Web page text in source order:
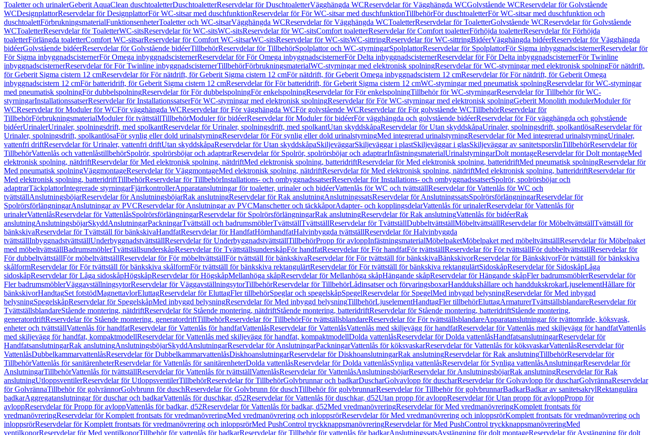
Toaletter och urinalerGeberit AquaClean duschtoaletterDuschtoaletterReservdelar för DuschtoaletterVägghängda WCReservdelar för Vägghängda WCGolvstående WCReservdelar för Golvstående
WCDesignplattorReservdelar för DesignplattorFör WC-sitsar med duschfunktionReservdelar för För WC-sitsar med duschfunktionTillbehörFör duschtoaletterFör WC-sitsar med duschfunktion och
duschtoalettFörbrukningsmaterialFunktionsenheterToaletter och WC-sitsarVägghängda WCReservdelar för Vägghängda WCToaletterReservdelar för ToaletterGolvstående WCReservdelar för Golvstående
WCToaletterReservdelar för ToaletterWC-sitsReservdelar för WC-sitsWC-sitsReservdelar för WC-sitsComfort toaletterReservdelar för Comfort toaletterFörhöjda toaletterReservdelar för Förhöjda
toaletterFörlängda toaletterComfort WC-sitsarReservdelar för Comfort WC-sitsarWC-sitsReservdelar för WC-sitsWC-sittringReservdelar för WC-sittringBidéerVägghängda bidéerReservdelar för Vägghängda
bidéerGolvstående bidéerReservdelar för Golvstående bidéerTillbehörReservdelar för TillbehörSpolplattor och WC-styrningarSpolplattorReservdelar för SpolplattorFör Sigma inbyggnadscisternerReservdelar för
För Sigma inbyggnadscisternerFör Omega inbyggnadscisternerReservdelar för För Omega inbyggnadscisternerFör Delta inbyggnadscisternerReservdelar för För Delta inbyggnadscisternerFör Twinline
inbyggnadscisternerReservdelar för För Twinline inbyggnadscisternerTillbehörFörbrukningsmaterialWC-styrningar med elektronisk spolningReservdelar för WC-styrningar med elektronisk spolningFör nätdrift,
för Geberit Sigma cistern 12 cmReservdelar för För nätdrift, för Geberit Sigma cistern 12 cmFör nätdrift, för Geberit Omega inbyggnadscistern 12 cmReservdelar för För nätdrift, för Geberit Omega
inbyggnadscistern 12 cmFör batteridrift, för Geberit Sigma cistern 12 cmReservdelar för För batteridrift, för Geberit Sigma cistern 12 cmWC-styrningar med pneumatisk spolningReservdelar för WC-styrningar
med pneumatisk spolningFör dubbelspolningReservdelar för För dubbelspolningFör enkelspolningReservdelar för För enkelspolningTillbehör för WC-styrningarReservdelar för Tillbehör för WC-
styrningarInstallationssatserReservdelar för InstallationssatserFör WC-styrningar med elektronisk spolningReservdelar för För WC-styrningar med elektronisk spolningGeberit Monolith modulerModuler för
WCReservdelar för Moduler för WCFör vägghängda WCReservdelar för För vägghängda WCFör golvstående WCReservdelar för För golvstående WCTillbehörReservdelar för
TillbehörFörbrukningsmaterialModuler för tvättställTillbehörModuler för bidéerReservdelar för Moduler för bidéerFör vägghängda och golvstående bidéerReservdelar för För vägghängda och golvstående
bidéerUrinalerUrinaler, spolningsdrift, med spolkantReservdelar för Urinaler, spolningsdrift, med spolkantUtan skyddskåpaReservdelar för Utan skyddskåpaUrinaler, spolningsdrift, spolkantlösaReservdelar för
Urinaler, spolningsdrift, spolkantlösaFör synlig eller dold urinalstyrningReservdelar för För synlig eller dold urinalstyrningMed integrerad urinalstyrningReservdelar för Med integrerad urinalstyrningUrinaler,
vattenfri driftReservdelar för Urinaler, vattenfri driftUtan skyddskåpaReservdelar för Utan skyddskåpaSkiljeväggarSkiljeväggar i plastSkiljeväggar i glasSkiljeväggar av sanitetsporslinTillbehörReservdelar för
TillbehörVattenlås och vattenlåstillbehörSpolrör, spolrörsböjar och adaptrarReservdelar för Spolrör, spolrörsböjar och adaptrarInfästningsmaterialUrinalstyrningarDolt montageReservdelar för Dolt montageMed
elektronisk spolning, nätdriftReservdelar för Med elektronisk spolning, nätdriftMed elektronisk spolning, batteridriftReservdelar för Med elektronisk spolning, batteridriftMed pneumatisk spolningReservdelar för
Med pneumatisk spolningVäggmontageReservdelar för VäggmontageMed elektronisk spolning, nätdriftReservdelar för Med elektronisk spolning, nätdriftMed elektronisk spolning, batteridriftReservdelar för
Med elektronisk spolning, batteridriftTillbehörReservdelar för TillbehörInstallations- och ombyggnadssatserReservdelar för Installations- och ombyggnadssatserSpolrör, spolrörsböjar och
adaptrarTäckplattorIntegrerade styrningarFjärrkontrollerApparatanslutningar för toaletter, urinaler och bidéerVattenlås för WC och tvättställReservdelar för Vattenlås för WC och
tvättställAnslutningsböjarReservdelar för AnslutningsböjarRak anslutningReservdelar för Rak anslutningAnslutningssatsReservdelar för AnslutningssatsSpolrörsförlängningarReservdelar för
SpolrörsförlängningarAnslutningar av PVCReservdelar för Anslutningar av PVCManschetter och täckkåporAdapter- och kopplingsdelarVattenlås för urinalerReservdelar för Vattenlås för
urinalerVattenlåsReservdelar för VattenlåsSpolrörsförlängningarReservdelar för SpolrörsförlängningarRak anslutningReservdelar för Rak anslutningVattenlås för bidéerRak
anslutningAnslutningsböjarSkyddAnslutningarPackningarTvättställ och badrumsmöblerTvättställTvättställReservdelar för TvättställDubbeltvättställMöbeltvättställReservdelar för MöbeltvättställTvättställ för
bänkskivaReservdelar för Tvättställ för bänkskivaHandfatReservdelar för HandfatHörnhandfatHalvinbyggda tvättställReservdelar för Halvinbyggda
tvättställInbyggnadstvättställUnderbyggnadstvättställReservdelar för UnderbyggnadstvättställTillbehörPropp för avloppInfästningsmaterialMöbelpaketMöbelpaket med möbeltvättställReservdelar för Möbelpaket
med möbeltvättställBadrumsmöblerTvättställsunderskåpReservdelar för TvättställsunderskåpFör handfatReservdelar för För handfatFör tvättställReservdelar för För tvättställFör dubbeltvättställReservdelar för
För dubbeltvättställFör möbeltvättställReservdelar för För möbeltvättställFör tvättställ för bänkskivaReservdelar för För tvättställ för bänkskivaBänkskivorReservdelar för BänkskivorFör tvättställ för bänkskiva
skålformReservdelar för För tvättställ för bänkskiva skålformFör tvättställ för bänkskiva rektangulärtReservdelar för För tvättställ för bänkskiva rektangulärtSidoskåpReservdelar för SidoskåpLåga
sidoskåpReservdelar för Låga sidoskåpHögskåpReservdelar för HögskåpMellanhöga skåpReservdelar för Mellanhöga skåpHängande skåpReservdelar för Hängande skåpFler badrumsmöblerReservdelar för
Fler badrumsmöblerVäggavställningsytorReservdelar för VäggavställningsytorTillbehörReservdelar för TillbehörLådinsatser och förvaringsboxarHanddukshållare och handdukskrokarLjuselementHållare för
bänkskivorHandtagSet fotstödMagnettavlorEluttagReservdelar för EluttagFler tillbehörSpeglar och spegelskåpSpegelReservdelar för SpegelMed inbyggd belysningReservdelar för Med inbyggd
belysningSpegelskåpReservdelar för SpegelskåpMed inbyggd belysningReservdelar för Med inbyggd belysningTillbehörLjuselementHandtagFler tillbehörEluttagArmaturerTvättställsblandareReservdelar för
TvättställsblandareStående montering, nätdriftReservdelar för Stående montering, nätdriftStående montering, batteridriftReservdelar för Stående montering, batteridriftStående montering,
generatordriftReservdelar för Stående montering, generatordriftTillbehörReservdelar för TillbehörFör tvättställsblandareReservdelar för För tvättställsblandareApparatanslutningar för tvättområde, köksvask,
enheter och tvättställVattenlås för handfatReservdelar för Vattenlås för handfatVattenlåsReservdelar för VattenlåsVattenlås med skiljevägg för handfatReservdelar för Vattenlås med skiljevägg för handfatVattenlås
med skiljevägg för handfat, kompaktmodellReservdelar för Vattenlås med skiljevägg för handfat, kompaktmodellDolda vattenlåsReservdelar för Dolda vattenlåsHandfatsanslutningarReservdelar för
HandfatsanslutningarRak anslutningAnslutningsböjarSkyddAnslutningarReservdelar för AnslutningarPackningarVattenlås för köksvaskarReservdelar för Vattenlås för köksvaskarVattenlåsReservdelar för
VattenlåsDubbelkammarvattenlåsReservdelar för DubbelkammarvattenlåsDiskhoanslutningarReservdelar för DiskhoanslutningarRak anslutningReservdelar för Rak anslutningTillbehörReservdelar för
TillbehörVattenlås för sanitärenheterReservdelar för Vattenlås för sanitärenheterDolda vattenlåsReservdelar för Dolda vattenlåsSynliga vattenlåsReservdelar för Synliga vattenlåsAnslutningarReservdelar för
AnslutningarTillbehörVattenlås för tvättställReservdelar för Vattenlås för tvättställVattenlåsReservdelar för VattenlåsAnslutningsböjarReservdelar för AnslutningsböjarRak anslutningReservdelar för Rak
anslutningUtloppsventilerReservdelar för UtloppsventilerTillbehörReservdelar för TillbehörGolvbrunnar och badkarDuscharGolvavlopp för duscharReservdelar för Golvavlopp för duscharGolvrännaReservdelar
för GolvrännaTillbehör för golvrännorGolvbrunn för duschReservdelar för Golvbrunn för duschTillbehör för golvbrunnarReservdelar för Tillbehör för golvbrunnarBadkarBadkar av sanitetsakrylRektangulära
badkarAggregatanslutningar för duschar och badkarVattenlås för duschkar, d52Reservdelar för Vattenlås för duschkar, d52Utan propp för avloppReservdelar för Utan propp för avloppPropp för
avloppReservdelar för Propp för avloppVattenlås för badkar, d52Reservdelar för Vattenlås för badkar, d52Med vredmanövreringReservdelar för Med vredmanövreringKomplett frontsats för
vredmanövreringReservdelar för Komplett frontsats för vredmanövreringMed vredmanövrering och inloppsrörReservdelar för Med vredmanövrering och inloppsrörKomplett frontsats för vredmanövrering och
inloppsrörReservdelar för Komplett frontsats för vredmanövrering och inloppsrörMed PushControl tryckknappsmanövreringReservdelar för Med PushControl tryckknappsmanövreringMed
ventilkonorReservdelar för Med ventilkonorTillbehör för vattenlås för badkarReservdelar för Tillbehör för vattenlås för badkarAnslutningssatsAvstängning för dolt montageReservdelar för Avstängning för dolt